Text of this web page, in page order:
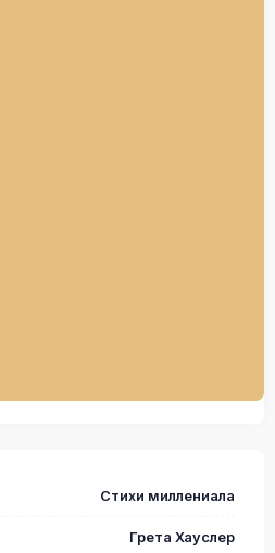
Стихи миллениала
Грета Хауслер